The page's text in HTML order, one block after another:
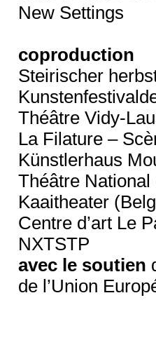
New Settings
coproduction
Steirischer
Théâtre Vidy-
La Filature –
Künstlerhaus
Théâtre
Kaaitheater
Centre d’art Le
NXTSTP
avec le soutien
de l’Union